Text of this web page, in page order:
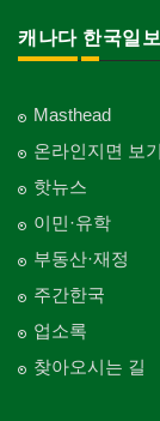
캐나다 한국일보
Masthead
온라인지면 보기
핫뉴스
이민·유학
부동산·재정
주간한국
업소록
찾아오시는 길